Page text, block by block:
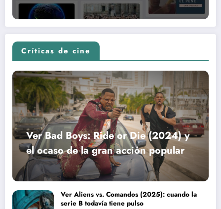
Críticas de cine
Ver Bad Boys: Ride or Die (2024) y
el ocaso de la gran acción popular
Ver Aliens vs. Comandos (2025): cuando la
serie B todavía tiene pulso